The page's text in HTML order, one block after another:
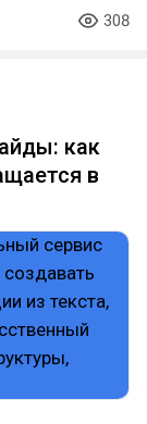
308
как
в